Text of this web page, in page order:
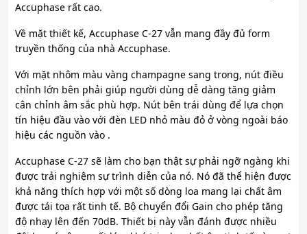
Accuphase rất cao.
Về mặt thiết kế, Accuphase C-27 vẫn mang đầy đủ form
truyền thống của nhà Accuphase.
Với mặt nhôm màu vàng champagne sang trong, nút điều
chỉnh lớn bên phải giúp người dùng dễ dàng tăng giảm
cân chỉnh âm sắc phù hợp. Nút bên trái dùng để lựa chọn
tín hiệu đầu vào với đèn LED nhỏ màu đỏ ở vòng ngoài báo
hiệu các nguồn vào .
Accuphase C-27 sẽ làm cho bạn thật sự phải ngỡ ngàng khi
được trải nghiệm sự trình diễn của nó. Nó đã thể hiện được
khả năng thích hợp với một số dòng loa mang lại chất âm
được tái tọa rất tinh tế. Bộ chuyển đổi Gain cho phép tăng
độ nhạy lên đến 70dB. Thiết bị này vẫn đánh được nhiều